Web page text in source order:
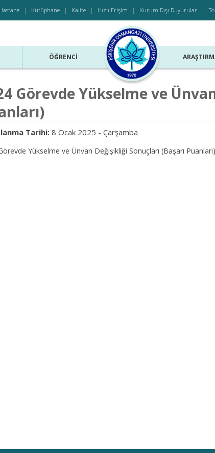
Hastane Kütüphane Kalite Hızlı Erişim Kurum Dışı Duyurular
ÖĞRENCI
Görevde Yükselme ve
Tarihi:8 Ocak 2025 - Çarşamba
Yükselme ve Ünvan Değişikliği Sonuçları (Başarı